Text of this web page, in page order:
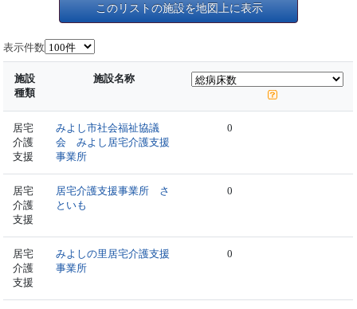
このリストの施設を地図上に表示
表示件数
施設
種類
施設名称
居宅
介護
支援
みよし市社会福祉協議
会 みよし居宅介護支援
事業所
0
居宅
介護
支援
居宅介護支援事業所 さ
といも
0
居宅
介護
支援
みよしの里居宅介護支援
事業所
0